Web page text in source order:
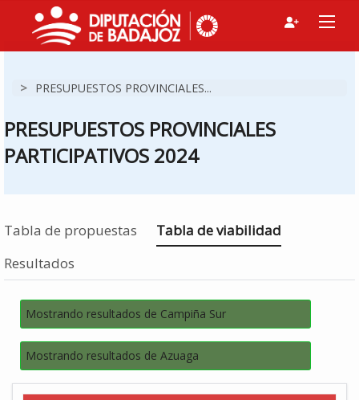
> PRESUPUESTOS PROVINCIALES...
PRESUPUESTOS PROVINCIALES
PARTICIPATIVOS 2024
Tabla de propuestas Estás en
Tabla de viabilidad
Resultados
Mostrando resultados de Campiña Sur
Mostrando resultados de Azuaga